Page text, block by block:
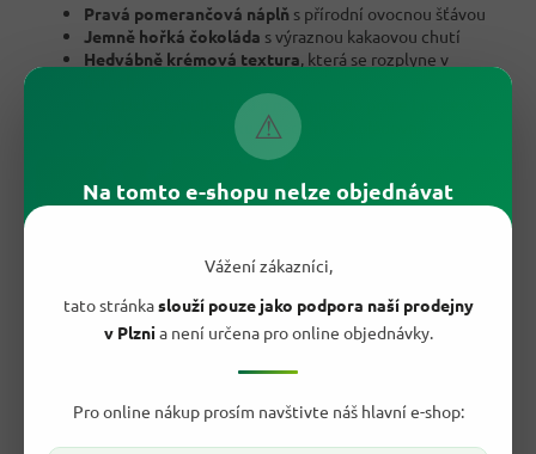
⚠
Na tomto e-shopu nelze objednávat
Vážení zákazníci,
tato stránkaslouží pouze jako podpora naší prodejny
v Plznia není určena pro online objednávky.
Pro online nákup prosím navštivte náš hlavní e-shop:
Pravá pomerančová náplň s přírodní ovocnou šťávou
Jemně hořká čokoláda s výraznou kakaovou chutí
Hedvábně krémová textura, která se rozplyne v
Praktická tabulka 100 g
na doma, do práce i na cesty
Vyrobeno v Německu
v tradiční čokoládovně